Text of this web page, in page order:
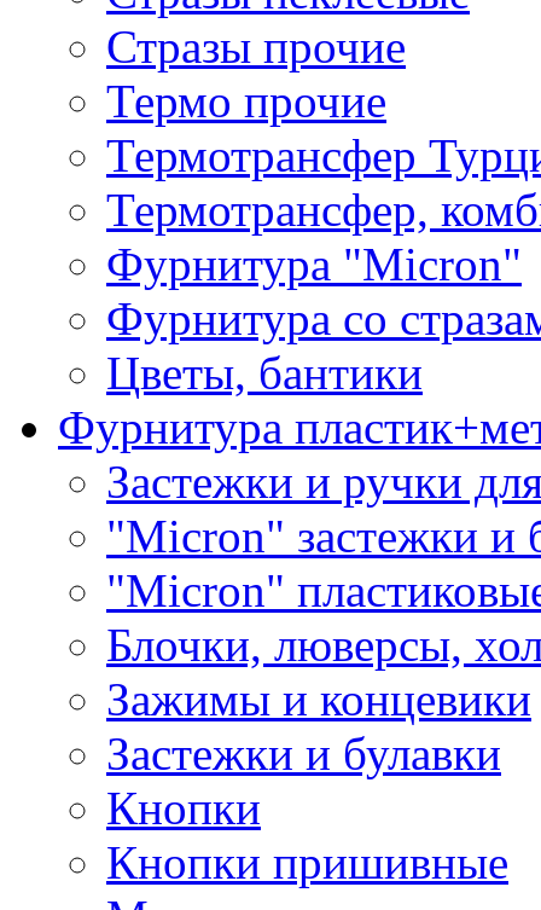
Стразы прочие
Термо прочие
Термотрансфер
Термотрансфер,
Фурнитура "Micron"
Фурнитура со
Цветы, бантики
Фурнитура
Застежки и ручки
"Micron" застежки и
"Micron"
Блочки, люверсы,
Зажимы и концевики
Застежки и булавки
Кнопки
Кнопки пришивные